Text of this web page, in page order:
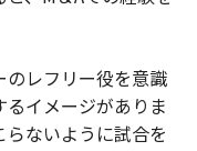
のレフリー役を意識
イメージがありま
ないように試合を